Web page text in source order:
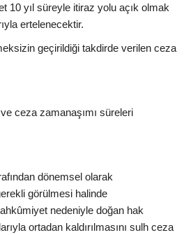
10 yıl süreyle itiraz yolu açık olmak
ertelenecektir.
geçirildiği takdirde verilen ceza
ceza zamanaşımı süreleri
dönemsel olarak
görülmesi halinde
nedeniyle doğan hak
ortadan kaldırılmasını sulh ceza